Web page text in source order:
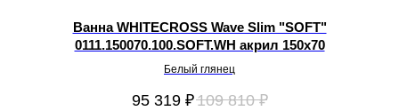
Ванна WHITECROSS Wave Slim "SOFT"
0111.150070.100.SOFT.WH акрил 150х70
Белый глянец
95 319 ₽109 810 ₽